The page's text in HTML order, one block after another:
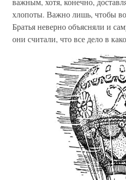
хлопоты. Важно лишь, чтобы
Братья неверно объясняли и
они считали, что все дело в